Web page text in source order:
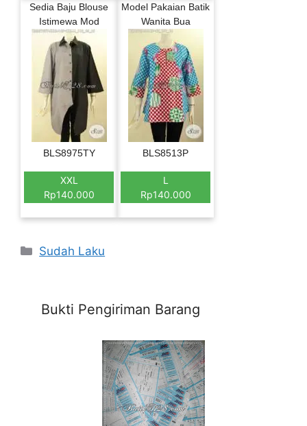
Sedia Baju Blouse
Istimewa Mod
BLS8975TY
XXL
Rp140.000
Model Pakaian Batik
Wanita Bua
BLS8513P
L
Rp140.000
Categories
Sudah Laku
Bukti Pengiriman Barang